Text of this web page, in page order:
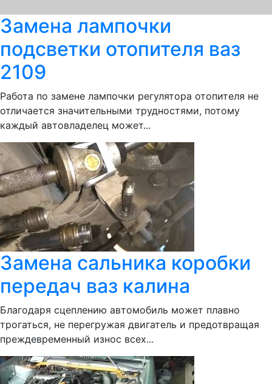
Замена лампочки
подсветки отопителя ваз
2109
Работа по замене лампочки регулятора отопителя не
отличается значительными трудностями, потому
каждый автовладелец может...
Замена сальника коробки
передач ваз калина
Благодаря сцеплению автомобиль может плавно
трогаться, не перегружая двигатель и предотвращая
преждевременный износ всех...